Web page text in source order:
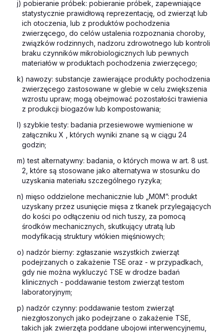
j) pobieranie próbek: pobieranie próbek, zapewniające
statystycznie prawidłową reprezentację, od zwierząt lub
ich otoczenia, lub z produktów pochodzenia
zwierzęcego, do celów ustalenia rozpoznania choroby,
związków rodzinnych, nadzoru zdrowotnego lub kontroli
braku czynników mikrobiologicznych lub pewnych
materiałów w produktach pochodzenia zwierzęcego;
k) nawozy: substancje zawierające produkty pochodzenia
zwierzęcego zastosowane w glebie w celu zwiększenia
wzrostu upraw; mogą obejmować pozostałości trawienia
z produkcji biogazów lub kompostowania;
l) szybkie testy: badania przesiewowe wymienione w
załączniku X , których wyniki znane są w ciągu 24
godzin;
m) test alternatywny: badania, o których mowa w art. 8 ust.
2, które są stosowane jako alternatywa w stosunku do
uzyskania materiału szczególnego ryzyka;
n) mięso oddzielone mechanicznie lub „M0M”: produkt
uzyskany przez usunięcie mięsa z tkanek przylegających
do kości po odłączeniu od nich tuszy, za pomocą
środków mechanicznych, skutkujący utratą lub
modyfikacją struktury włókien mięśniowych;
o) nadzór bierny: zgłaszanie wszystkich zwierząt
podejrzanych o zakażenie TSE oraz - w przypadkach,
gdy nie można wykluczyć TSE w drodze badań
klinicznych - poddawanie testom zwierząt testom
laboratoryjnym;
p) nadzór czynny: poddawanie testom zwierząt
niezgłoszonych jako podejrzane o zakażenie TSE,
takich jak zwierzęta poddane ubojowi interwencyjnemu,